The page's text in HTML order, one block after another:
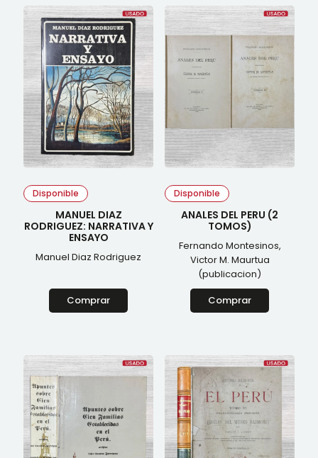
Medicina y salud
Memorias
Minería
Mineria
Museología
Música
Numismática
Periodismo
Poesía
Política
Psicología
Religión
Revista
Sexología
Sociologia
Sociología
Suplemento
Teatro
Tecnología
Teología
Textileria
Toros
Turismo
Disponible
MANUEL DIAZ
RODRIGUEZ: NARRATIVA Y
ENSAYO
Manuel Diaz Rodriguez
Comprar
Disponible
ANALES DEL PERU (2
TOMOS)
Fernando Montesinos,
Victor M. Maurtua
(publicacion)
Comprar